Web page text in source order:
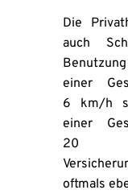
Die
auch
einer
6 km/h
einer
20
oftmals